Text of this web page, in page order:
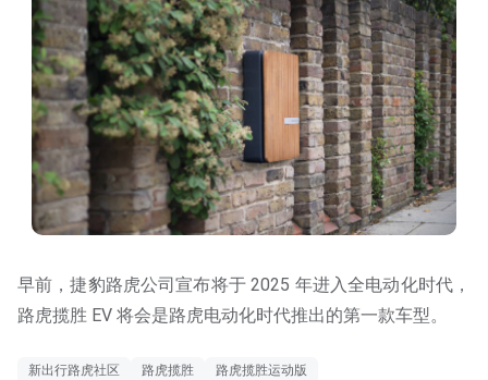
早前，捷豹路虎公司宣布将于 2025 年进入全电动化时代，
路虎揽胜 EV 将会是路虎电动化时代推出的第一款车型。
新出行路虎社区 路虎揽胜
路虎揽胜运动版